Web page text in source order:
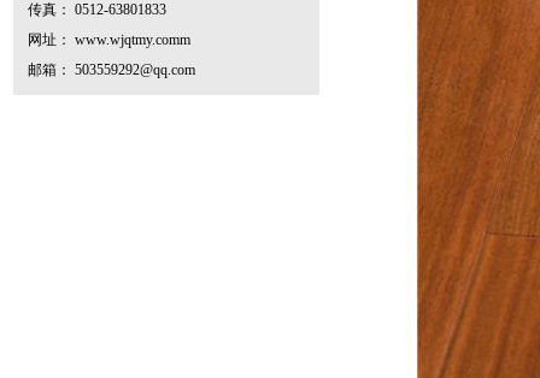
传真： 0512-63801833
网址： www.wjqtmy.comm
邮箱： 503559292@qq.com